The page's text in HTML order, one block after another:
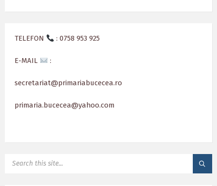
TELEFON : 0758 953 925
E-MAIL :
secretariat@primariabucecea.ro
primaria.bucecea@yahoo.com